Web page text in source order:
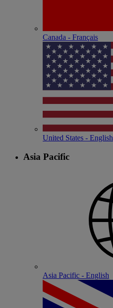
Canada - Français
United States - English
Asia Pacific
Asia Pacific - English